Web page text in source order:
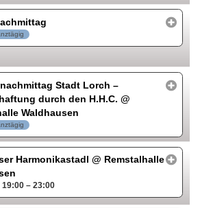
Stadt Lorch –
durch den H.H.C.@
Waldhausen
Harmonikastadl@ Remstalhalle
19:00 – 23:00